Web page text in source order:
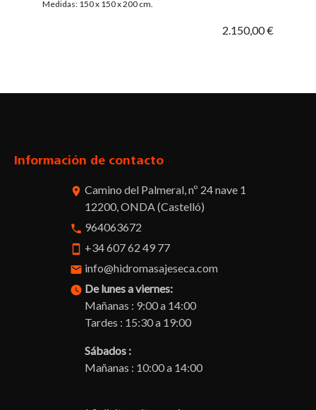
Medidas: 150 x 150 x 200 cm.
2.150,00 €
Información de contacto
room Camino del Palmeral, nº 24 nave 1
12200, ONDA (Castelló)
phone 964063672
smartphone +34 607 62 49 77
email info@hidromasajeseca.com
watch_later De lunes a viernes:
Mañanas : 9:00 a 14:00
Tardes : 15:30 a 19:00
Sábados :
Mañanas : 10:00 a 14:00